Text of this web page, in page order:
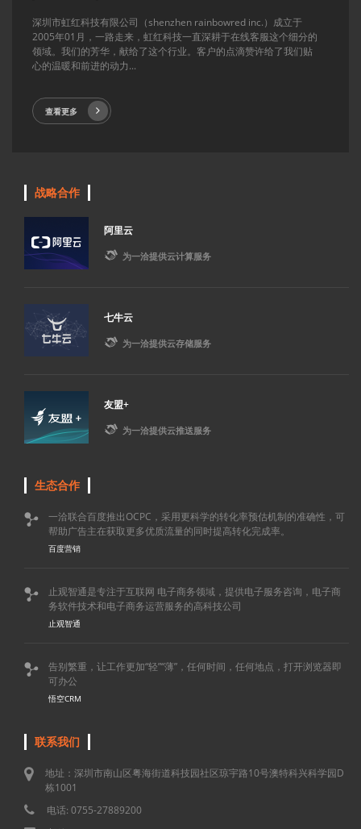
深圳市虹红科技有限公司（shenzhen rainbowred inc.）成立于
2005年01月，一路走来，虹红科技一直深耕于在线客服这个细分的
领域。我们的芳华，献给了这个行业。客户的点滴赞许给了我们贴
心的温暖和前进的动力...
查看更多
战略合作
阿里云
 为一洽提供云计算服务
七牛云
 为一洽提供云存储服务
友盟+
 为一洽提供云推送服务
生态合作

一洽联合百度推出OCPC，采用更科学的转化率预估机制的准确性，可
帮助广告主在获取更多优质流量的同时提高转化完成率。
百度营销

止观智通是专注于互联网 电子商务领域，提供电子服务咨询，电子商
务软件技术和电子商务运营服务的高科技公司
止观智通

告别繁重，让工作更加“轻”“薄”，任何时间，任何地点，打开浏览器即
可办公
悟空CRM
联系我们
地址：深圳市南山区粤海街道科技园社区琼宇路10号澳特科兴科学园D
栋1001
电话: 0755-27889200